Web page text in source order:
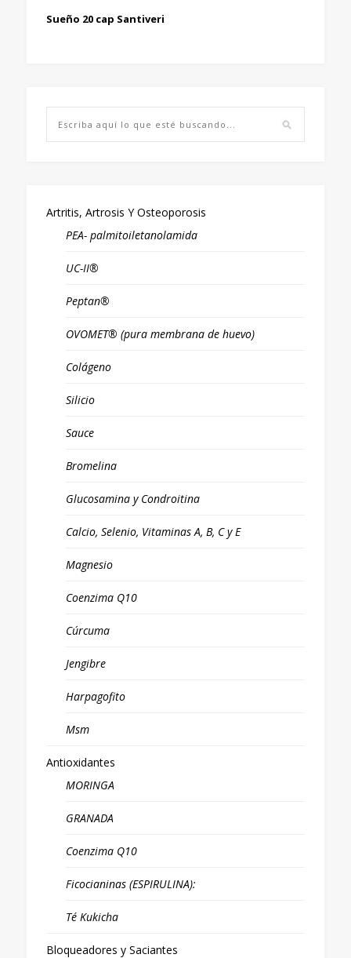
Sueño 20 cap Santiveri
Artritis, Artrosis Y Osteoporosis
PEA- palmitoiletanolamida
UC-II®
Peptan®
OVOMET® (pura membrana de huevo)
Colágeno
Silicio
Sauce
Bromelina
Glucosamina y Condroitina
Calcio, Selenio, Vitaminas A, B, C y E
Magnesio
Coenzima Q10
Cúrcuma
Jengibre
Harpagofito
Msm
Antioxidantes
MORINGA
GRANADA
Coenzima Q10
Ficocianinas (ESPIRULINA):
Té Kukicha
Bloqueadores y Saciantes